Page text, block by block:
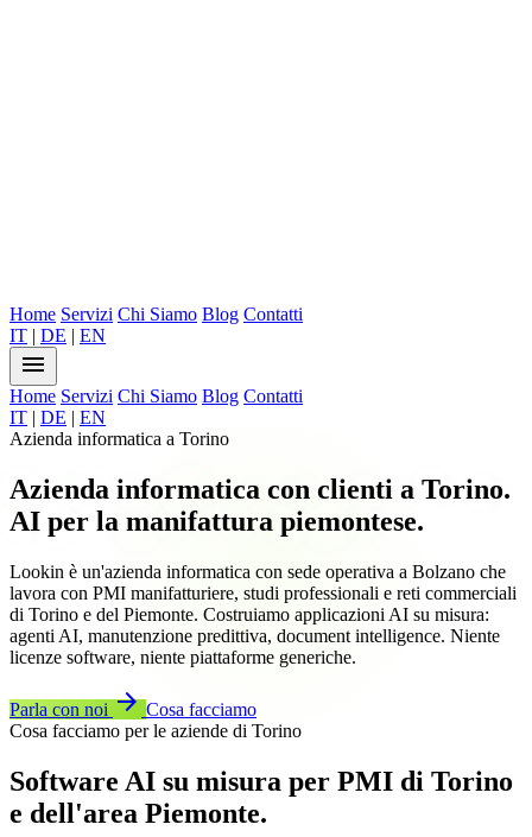
Home Servizi Chi Siamo Blog Contatti
IT | DE | EN
menu
Home Servizi Chi Siamo Blog Contatti
IT | DE | EN
Azienda informatica a Torino
Azienda informatica con clienti a Torino.
AI per la manifattura piemontese.
Lookin è un'azienda informatica con sede operativa a Bolzano che
lavora con PMI manifatturiere, studi professionali e reti commerciali
di Torino e del Piemonte. Costruiamo applicazioni AI su misura:
agenti AI, manutenzione predittiva, document intelligence. Niente
licenze software, niente piattaforme generiche.
Parla con noi arrow_forward Cosa facciamo
Cosa facciamo per le aziende di Torino
Software AI su misura per PMI di Torino
e dell'area Piemonte.